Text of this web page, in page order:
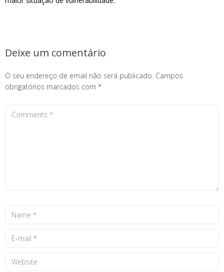
Deixe um comentário
O seu endereço de email não será publicado. Campos
obrigatórios marcados com *